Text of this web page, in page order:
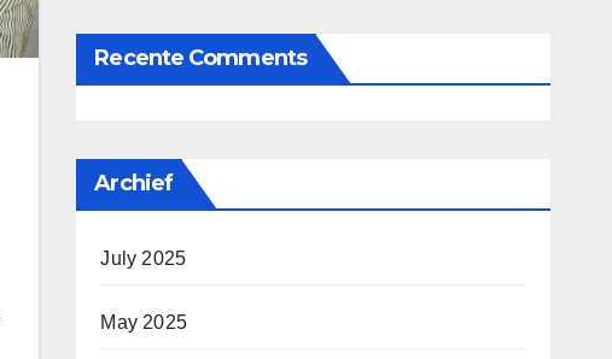
Recente Comments
Archief
July 2025
May 2025